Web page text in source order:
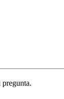
pregunta.